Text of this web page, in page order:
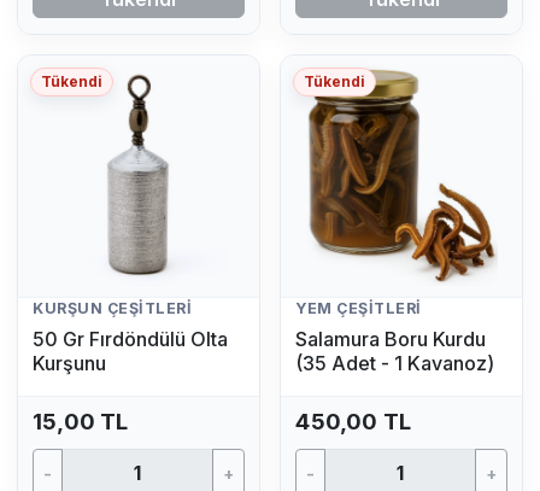
Tükendi
KURŞUN ÇEŞITLERI
50 Gr Fırdöndülü Olta
Kurşunu
15,00 TL
- +
Tükendi
YEM ÇEŞITLERI
Salamura Boru Kurdu
(35 Adet - 1 Kavanoz)
450,00 TL
- +